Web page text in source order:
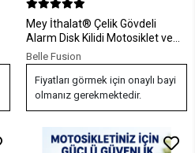
Mey İthalat® Çelik Gövdeli
Alarm Disk Kilidi Motosiklet ve
Bisiklet İçin Güvenlik Yeni Nesil
Belle Fusion
Fiyatları görmek için onaylı bayi
olmanız gerekmektedir.